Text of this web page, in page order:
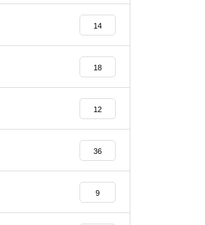
14
18
12
36
9